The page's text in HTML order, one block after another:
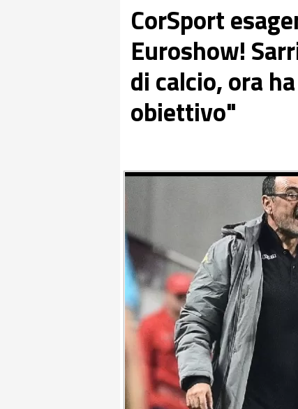
CorSport
Euroshow!
di calcio, ora
obiettivo"